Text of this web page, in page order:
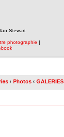
Stewart
photographie |
‹ Photos ‹ GALERIES